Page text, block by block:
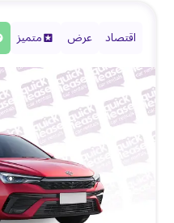
اقتصاد عرض متميز